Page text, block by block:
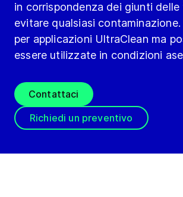
in corrispondenza dei giunti
evitare qualsiasi
per applicazioni UltraClean ma
essere utilizzate in condizioni
Contattaci
Richiedi un preventivo